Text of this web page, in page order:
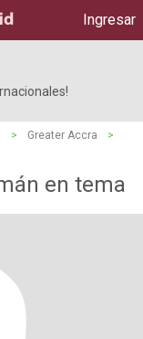
Ingresar
> Greater Accra
>
en tema